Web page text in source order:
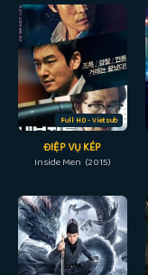
Full HD - Vietsub
ĐIỆP VỤ KÉP
Inside Men (2015)